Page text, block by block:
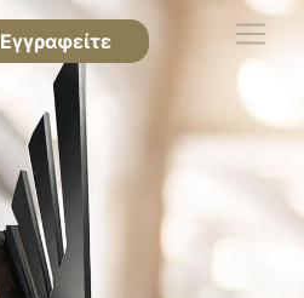
Εγγραφείτε